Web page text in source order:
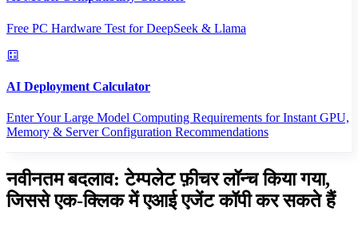
Free PC Hardware Test for DeepSeek & Llama
AI Deployment Calculator
Enter Your Large Model Computing Requirements for Instant GPU,
Memory & Server Configuration Recommendations
नवीनतम बदलाव: टेम्पलेट फ़ीचर लॉन्च किया गया,
जिससे एक-क्लिक में एआई एजेंट कॉपी कर सकते हैं